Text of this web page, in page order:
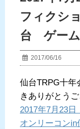
フィクシ
台 ゲーム
2017/06/16
仙台TRPG十年
きありがとうご
2017年7月23
オンリーコンin